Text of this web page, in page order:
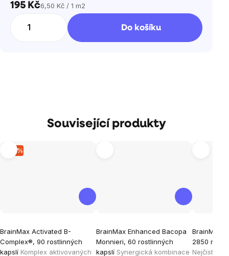
195 KčMěrná
6,50 Kč / 1 m2
Do košíku
Související produkty
–15 %
BrainMax Activated B-
Complex®, 90 rostlinných
kapslí Komplex aktivovaných
hodnocení
produktu
BrainMax Enhanced Bacopa
Monnieri, 60 rostlinných
kapslí Synergická kombinace
hodnocení
produktu
BrainMax
2850 mg
Nejčistší
produktu